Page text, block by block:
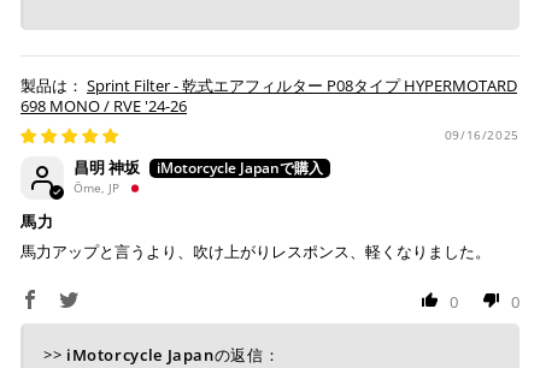
Sprint Filter - 乾式エアフィルター P08タイプ HYPERMOTARD
698 MONO / RVE '24-26
09/16/2025
昌明 神坂
Ōme, JP
馬力
馬力アップと言うより、吹け上がりレスポンス、軽くなりました。
0 0
>> iMotorcycle Japanの返信：